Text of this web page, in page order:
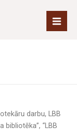
darbu, LBB
bibliotēka”, “LBB